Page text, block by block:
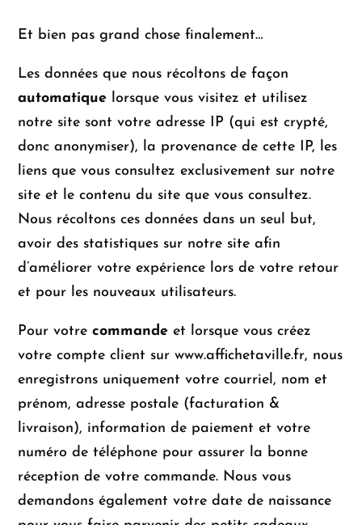
Et bien pas grand chose finalement…
Les données que nous récoltons de façon
automatique lorsque vous visitez et utilisez
notre site sont votre adresse IP (qui est crypté,
donc anonymiser), la provenance de cette IP, les
liens que vous consultez exclusivement sur notre
site et le contenu du site que vous consultez.
Nous récoltons ces données dans un seul but,
avoir des statistiques sur notre site afin
d’améliorer votre expérience lors de votre retour
et pour les nouveaux utilisateurs.
Pour votre commande et lorsque vous créez
votre compte client sur www.affichetaville.fr, nous
enregistrons uniquement votre courriel, nom et
prénom, adresse postale (facturation &
livraison), information de paiement et votre
numéro de téléphone pour assurer la bonne
réception de votre commande. Nous vous
demandons également votre date de naissance